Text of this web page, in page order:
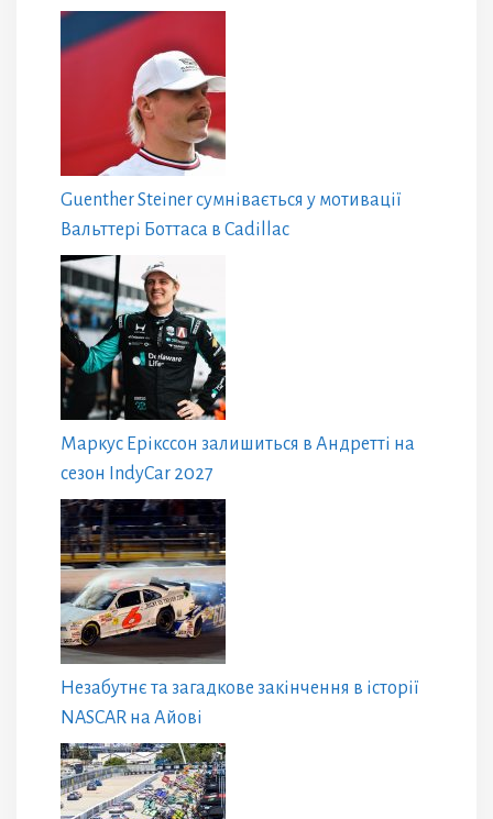
Guenther Steiner сумнівається у мотивації
Вальттері Боттаса в Cadillac
Маркус Ерікссон залишиться в Андретті на
сезон IndyCar 2027
Незабутнє та загадкове закінчення в історії
NASCAR на Айові